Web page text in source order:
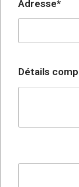
Adresse*
Détails